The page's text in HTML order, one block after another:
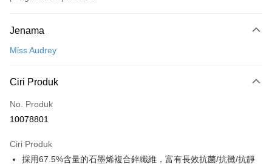
Kad Kredit (Bayaran Penuh)
Pengambilan di Kedai Serbaneka
LINE Pay
Apple Pay
Easy Wallet
Google Pay
Jenama
Miss Audrey
Ciri Produk
No. Produk
10078801
Ciri Produk
採用67.5%含量的石墨烯複合鋅纖維，富有長效抗菌/抗黴/抗靜